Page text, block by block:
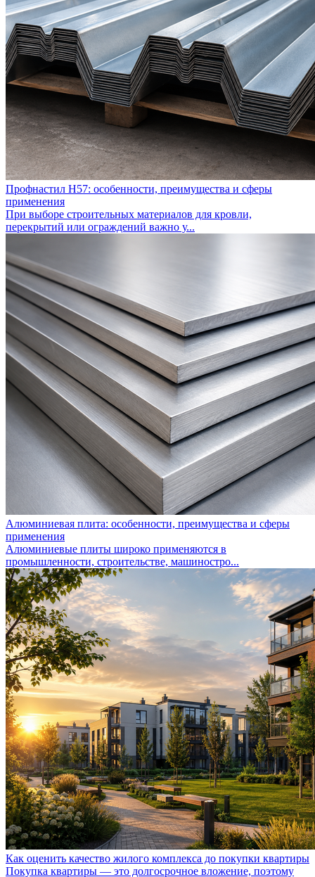
Профнастил Н57: особенности, преимущества и сферы
применения
При выборе строительных материалов для кровли,
перекрытий или ограждений важно у...
Алюминиевая плита: особенности, преимущества и сферы
применения
Алюминиевые плиты широко применяются в
промышленности, строительстве, машиностро...
Как оценить качество жилого комплекса до покупки квартиры
Покупка квартиры — это долгосрочное вложение, поэтому